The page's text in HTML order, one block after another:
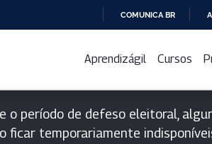
PARA
CONTEÚDO
COMUNICA BR
Aprendizágil Cursos
o período de defeso eleitoral,
ficar temporariamente